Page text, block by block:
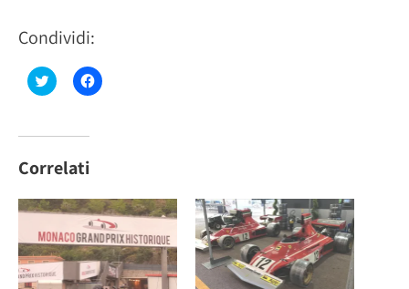
Condividi:
Fai
clic
su
(Si
apre
una
nuova
finestra)
Fai
clic
nuova
finestra)
Correlati